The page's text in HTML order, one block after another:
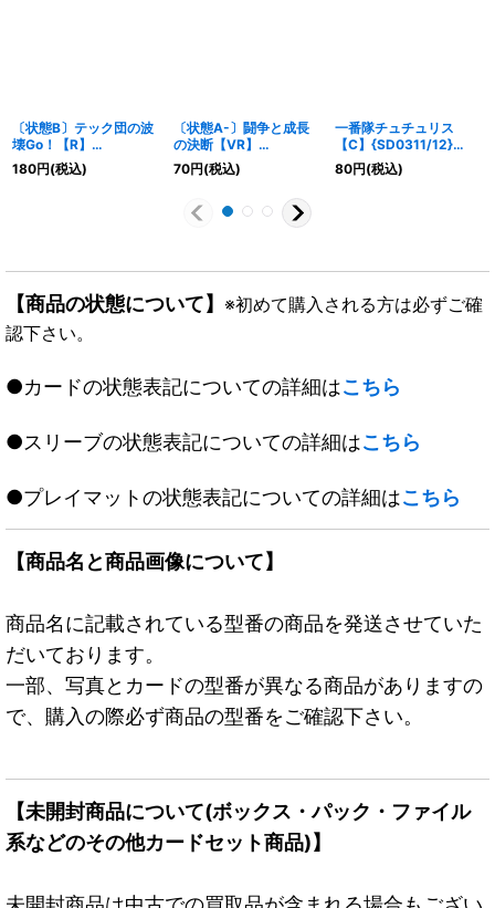
〔状態B〕テック団の波
壊Go！【R】
{22RP1TF12/TF20}
《多》
180円(税込)
〔状態A-〕闘争と成長
の決断【VR】
{RP228/76}《多》
70円(税込)
一番隊チュチュリス
【C】{SD0311/12}
《火》
80円(税込)
【商品の状態について】 ※初めて購入される方は必ずご確
認下さい。
●カードの状態表記についての詳細はこちら
●スリーブの状態表記についての詳細はこちら
●プレイマットの状態表記についての詳細はこちら
【商品名と商品画像について】
商品名に記載されている型番の商品を発送させていた
だいております。
一部、写真とカードの型番が異なる商品がありますの
で、購入の際必ず商品の型番をご確認下さい。
【未開封商品について(ボックス・パック・ファイル
系などのその他カードセット商品)】